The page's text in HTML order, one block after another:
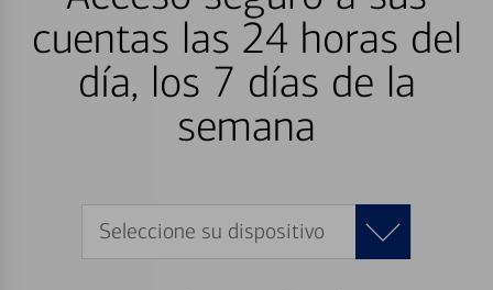
cuentas las 24 horas del
día, los 7 días de la
semana
Seleccione su dispositivo